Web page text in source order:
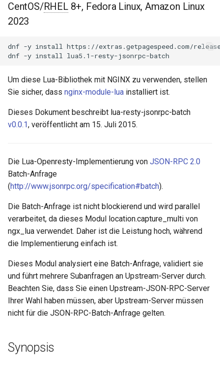
s
e
t
auth-pam
auth-radius
auth-totp
bot-verifier
brotli
cache-purge
captcha
combined-upstreams
compression-normalize
concat
Unterstützung - RPM-Pakete
für RHEL & CentOS
Angie Web Server -
Installation auf RHEL, CentOS,
CentOS/RHEL8+, Fedora Linux, Amazon Linux
2023
dnf -y install
https://extras.getpagespeed.com/
dnf -y install
Um diese Lua-Bibliothek mit NGINX zu verwenden, stellen
Sie sicher, dass nginx-module-lua installiert ist.
Dieses Dokument beschreibt lua-resty-jsonrpc-batch
v0.0.1, veröffentlicht am 15. Juli 2015.
Die Lua-Openresty-Implementierung von JSON-RPC 2.0
Batch-Anfrage
(http://www.jsonrpc.org/specification#batch).
Die Batch-Anfrage ist nicht blockierend und wird parallel
verarbeitet, da dieses Modul location.capture_multi von
ngx_lua verwendet. Daher ist die Leistung hoch, während
die Implementierung einfach ist.
Dieses Modul analysiert eine Batch-Anfrage, validiert sie
und führt mehrere Subanfragen an Upstream-Server durch.
Beachten Sie, dass Sie einen Upstream-JSON-RPC-Server
Ihrer Wahl haben müssen, aber Upstream-Server müssen
nicht für die JSON-RPC-Batch-Anfrage gelten.
Synopsis